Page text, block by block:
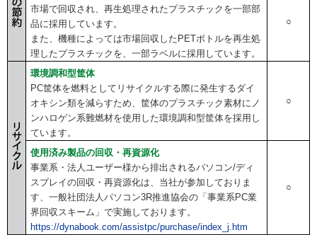
市場で回収され、再生処理されたプラスチックを一部部
品に採用しています。
また、機種によっては市場回収したPETボトルを再生処
理したプラスチックを、一部ラベルに採用しています。
○
環境調和型筐体
PC筐体を燃料としてリサイクルする際に発生するダイ
オキシン類を減らすため、筐体のプラスチック素材にノ
ンハロゲン系難燃材を使用した環境調和型筐体を採用し
ています。
○
使用済み製品の回収・再資源化
事業系・法人ユーザー様から排出されるパソコン/ディ
スプレイの回収・再資源化は、当社が参加しておりま
す、一般社団法人パソコン3R推進協会の「事業系PC業
界回収スキーム」で実施しております。
https://dynabook.com/assistpc/purchase/index_j.htm
○